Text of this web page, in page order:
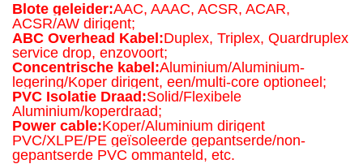
Blote geleider:AAC, AAAC, ACSR, ACAR,
ACSR/AW dirigent;
ABC Overhead Kabel:Duplex, Triplex, Quardruplex
service drop, enzovoort;
Concentrische kabel:Aluminium/Aluminium-
legering/Koper dirigent, een/multi-core optioneel;
PVC Isolatie Draad:Solid/Flexibele
Aluminium/koperdraad;
Power cable:Koper/Aluminium dirigent
PVC/XLPE/PE geïsoleerde gepantserde/non-
gepantserde PVC ommanteld, etc.